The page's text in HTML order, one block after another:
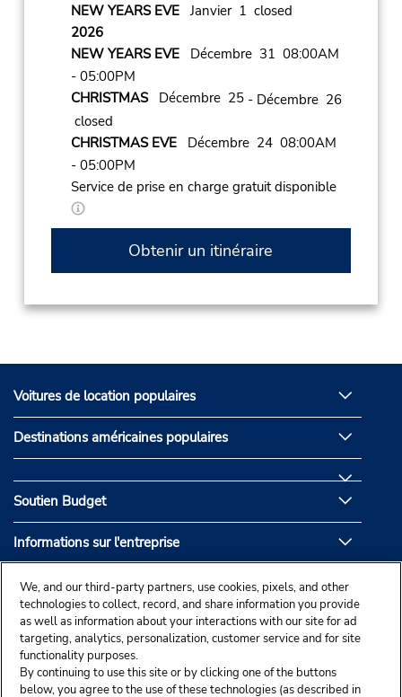
NEW YEARS EVEJanvier 1 closed
2026
NEW YEARS EVEDécembre 31 08:00AM
- 05:00PM
CHRISTMASDécembre 25 - Décembre 26
closed
CHRISTMAS EVEDécembre 24 08:00AM
- 05:00PM
Service de prise en charge gratuit disponible
Obtenir un itinéraire
Voitures de location populaires
Destinations américaines populaires
Soutien Budget
Informations sur l'entreprise
Partenaires de Budget
We, and our third-party partners, use cookies, pixels, and other
technologies to collect, record, and share information you provide
as well as information about your interactions with our site for ad
targeting, analytics, personalization, customer service and for site
functionality purposes.
By continuing to use this site or by clicking one of the buttons
below, you agree to the use of these technologies (as described in